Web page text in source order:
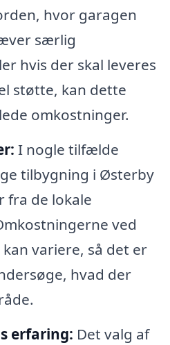
hvor garagen
særlig
hvis der skal leveres
støtte, kan dette
omkostninger.
I nogle tilfælde
tilbygning i Østerby
fra de lokale
ved
variere, så det er
hvad der
erfaring: Det valg af